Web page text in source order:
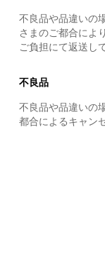
不良品や品違いの
さまのご都合によ
ご負担にて返送し
不良品
不良品や品違いの
都合によるキャン